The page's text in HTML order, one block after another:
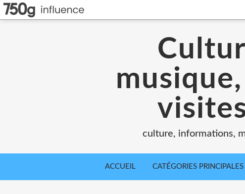
culture, informations,
ACCUEIL CATÉGORIES PRINCIPALES